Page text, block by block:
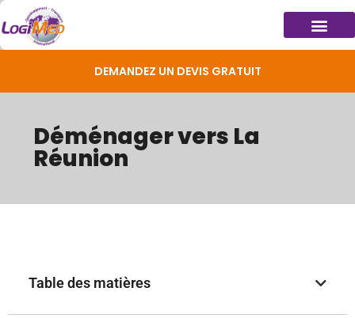
DEMANDEZ UN DEVIS GRATUIT
Déménager vers La
Réunion
Table des matières